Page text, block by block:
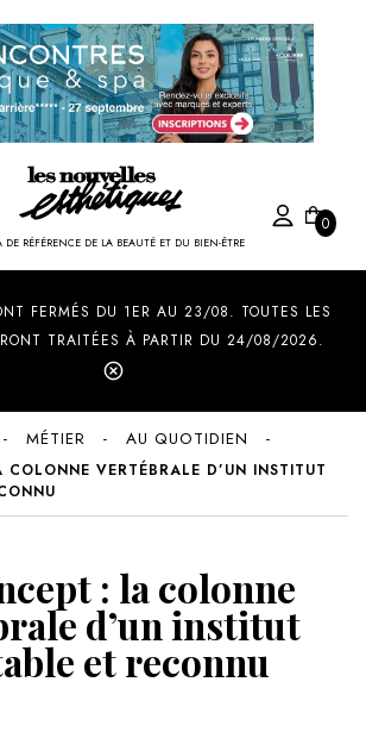
DE RÉFÉRENCE DE LA BEAUTÉ ET DU BIEN-ÊTRE
0
FERMÉS DU 1ER AU 23/08. TOUTES LES
TRAITÉES À PARTIR DU 24/08/2026.
MÉTIER AU QUOTIDIEN
VERTÉBRALE D’UN INSTITUT
: la colonne
d’un institut
et reconnu